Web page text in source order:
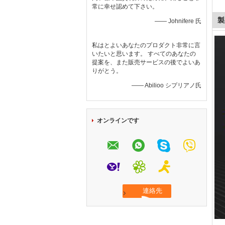
常に幸せ認めて下さい。
—— Johnifere 氏
私はとよいあなたのプロダクト非常に言
いたいと思います。 すべてのあなたの
提案を、また販売サービスの後でよいあ
りがとう。
—— Abilioo シプリアノ氏
オンラインです